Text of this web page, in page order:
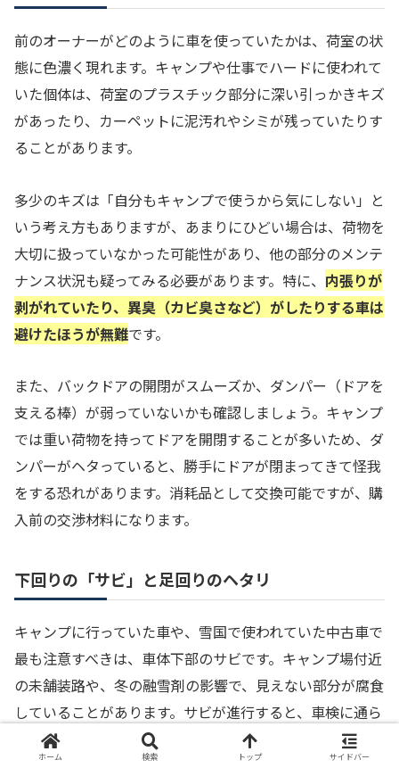
前のオーナーがどのように車を使っていたかは、荷室の状
態に色濃く現れます。キャンプや仕事でハードに使われて
いた個体は、荷室のプラスチック部分に深い引っかきキズ
があったり、カーペットに泥汚れやシミが残っていたりす
ることがあります。
多少のキズは「自分もキャンプで使うから気にしない」と
いう考え方もありますが、あまりにひどい場合は、荷物を
大切に扱っていなかった可能性があり、他の部分のメンテ
ナンス状況も疑ってみる必要があります。特に、 内張りが
剥がれていたり、異臭（カビ臭さなど）がしたりする車は
避けたほうが無難です。
また、バックドアの開閉がスムーズか、ダンパー（ドアを
支える棒）が弱っていないかも確認しましょう。キャンプ
では重い荷物を持ってドアを開閉することが多いため、ダ
ンパーがヘタっていると、勝手にドアが閉まってきて怪我
をする恐れがあります。消耗品として交換可能ですが、購
入前の交渉材料になります。
下回りの「サビ」と足回りのヘタリ
キャンプに行っていた車や、雪国で使われていた中古車で
最も注意すべきは、車体下部のサビです。キャンプ場付近
の未舗装路や、冬の融雪剤の影響で、見えない部分が腐食
していることがあります。サビが進行すると、車検に通ら
なかったり、走行の安全に関わったりします。
ホーム 検索 トップ サイドバー